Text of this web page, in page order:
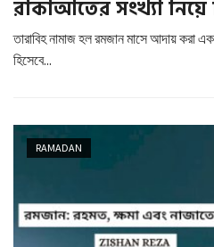
রাকাআতের সংখ্যা নিয়ে
তারাবিহ নামাজ হল রমজান মাসে আদায় করা
হিসেবে...
RAMADAN